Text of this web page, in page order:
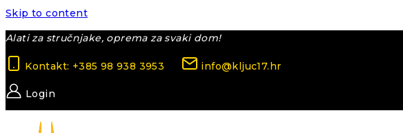
Skip to content
Alati za stručnjake, oprema za svaki dom!
Kontakt: +385 98 938 3953 info@kljuc17.hr
Login